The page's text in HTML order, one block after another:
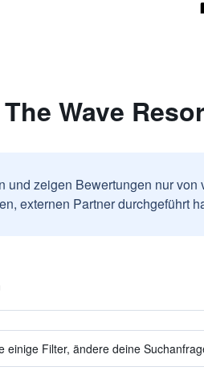
Wave
und zeigen Bewertungen nur
externen Partner durchgeführt
einige Filter, ändere deine